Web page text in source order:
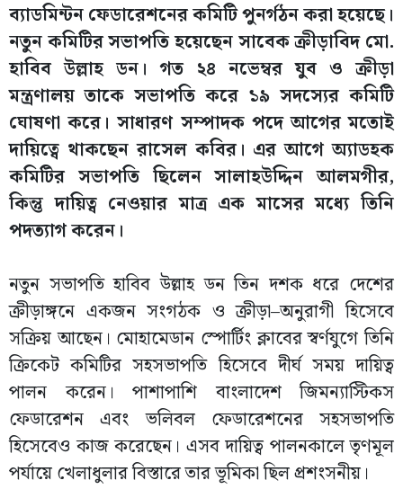
ব্যাডমিন্টন ফেডারেশনের কমিটি পুনর্গঠন করা হয়েছে।
নতুন কমিটির সভাপতি হয়েছেন সাবেক ক্রীড়াবিদ মো.
হাবিব উল্লাহ ডন। গত ২৪ নভেম্বর যুব ও ক্রীড়া
মন্ত্রণালয় তাকে সভাপতি করে ১৯ সদস্যের কমিটি
ঘোষণা করে। সাধারণ সম্পাদক পদে আগের মতোই
দায়িত্বে থাকছেন রাসেল কবির। এর আগে অ্যাডহক
কমিটির সভাপতি ছিলেন সালাহউদ্দিন আলমগীর,
কিন্তু দায়িত্ব নেওয়ার মাত্র এক মাসের মধ্যে তিনি
পদত্যাগ করেন।
নতুন সভাপতি হাবিব উল্লাহ ডন তিন দশক ধরে দেশের
ক্রীড়াঙ্গনে একজন সংগঠক ও ক্রীড়া–অনুরাগী হিসেবে
সক্রিয় আছেন। মোহামেডান স্পোর্টিং ক্লাবের স্বর্ণযুগে তিনি
ক্রিকেট কমিটির সহসভাপতি হিসেবে দীর্ঘ সময় দায়িত্ব
পালন করেন। পাশাপাশি বাংলাদেশ জিমন্যাস্টিকস
ফেডারেশন এবং ভলিবল ফেডারেশনের সহসভাপতি
হিসেবেও কাজ করেছেন। এসব দায়িত্ব পালনকালে তৃণমূল
পর্যায়ে খেলাধুলার বিস্তারে তার ভূমিকা ছিল প্রশংসনীয়।